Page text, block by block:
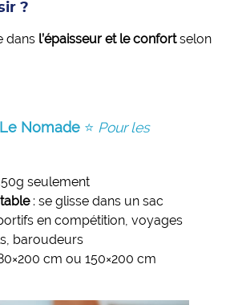
?
dans l’épaisseur et le confortselon
Le Nomade ⭐ Pour les
seulement
: se glisse dans un sac
en compétition, voyages
baroudeurs
cm ou 150×200 cm